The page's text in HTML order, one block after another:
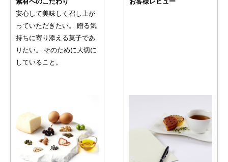
安心して美味しく召し上が
っていただきたい。 贈る気
持ちに寄り添える菓子であ
りたい。 そのために大切に
していること。